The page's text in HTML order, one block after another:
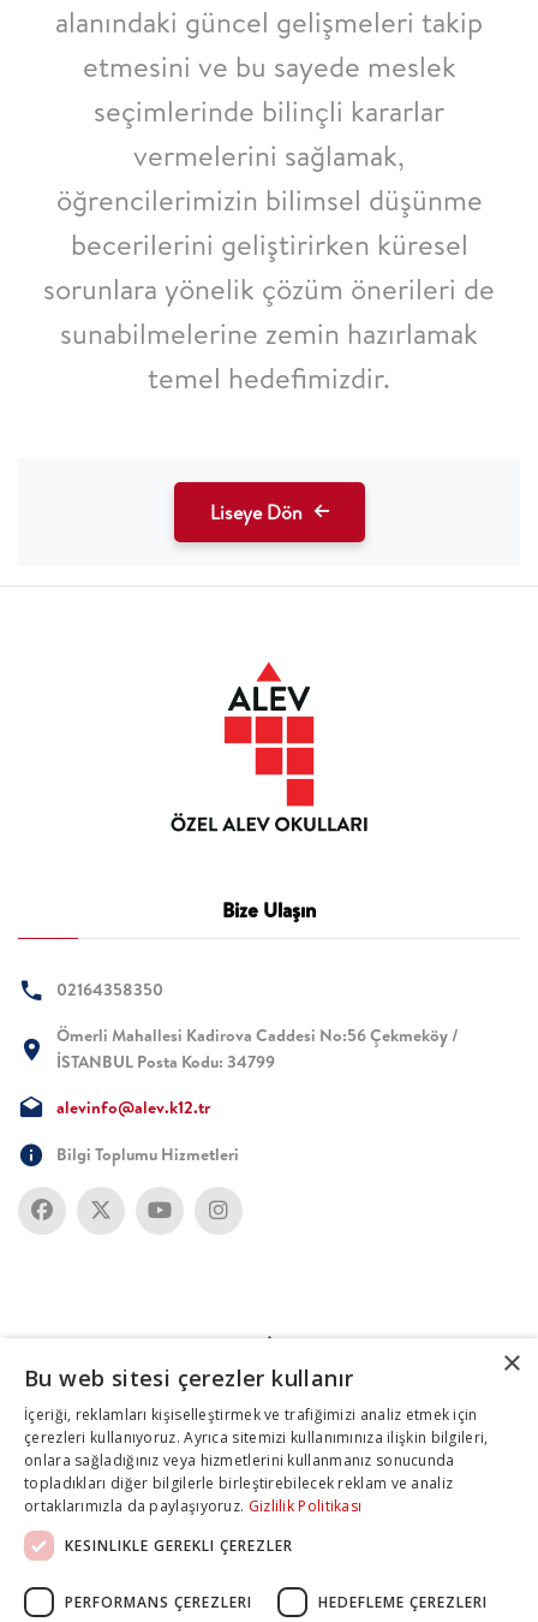
alanındaki güncel gelişmeleri takip
etmesini ve bu sayede meslek
seçimlerinde bilinçli kararlar
vermelerini sağlamak,
öğrencilerimizin bilimsel düşünme
becerilerini geliştirirken küresel
sorunlara yönelik çözüm önerileri de
sunabilmelerine zemin hazırlamak
temel hedefimizdir.
Liseye Dön
Bize Ulaşın
02164358350
Ömerli Mahallesi Kadirova Caddesi No:56 Çekmeköy /
İSTANBUL Posta Kodu: 34799
alevinfo@alev.k12.tr
Bilgi Toplumu Hizmetleri
×
Bu web sitesi çerezler kullanır
İçeriği, reklamları kişiselleştirmek ve trafiğimizi analiz etmek için
çerezleri kullanıyoruz. Ayrıca sitemizi kullanımınıza ilişkin bilgileri,
onlara sağladığınız veya hizmetlerini kullanmanız sonucunda
topladıkları diğer bilgilerle birleştirebilecek reklam ve analiz
ortaklarımızla da paylaşıyoruz. Gizlilik Politikası
KESINLIKLE GEREKLI ÇEREZLER
PERFORMANS ÇEREZLERI HEDEFLEME ÇEREZLERI